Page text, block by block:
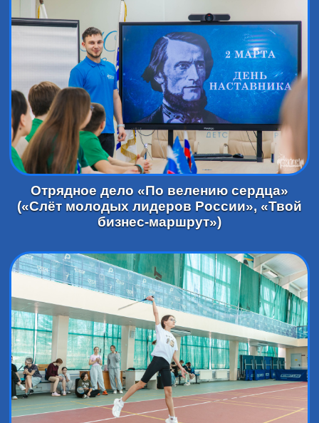
Отрядное дело «По велению сердца»
(«Слёт молодых лидеров России», «Твой
бизнес-маршрут»)